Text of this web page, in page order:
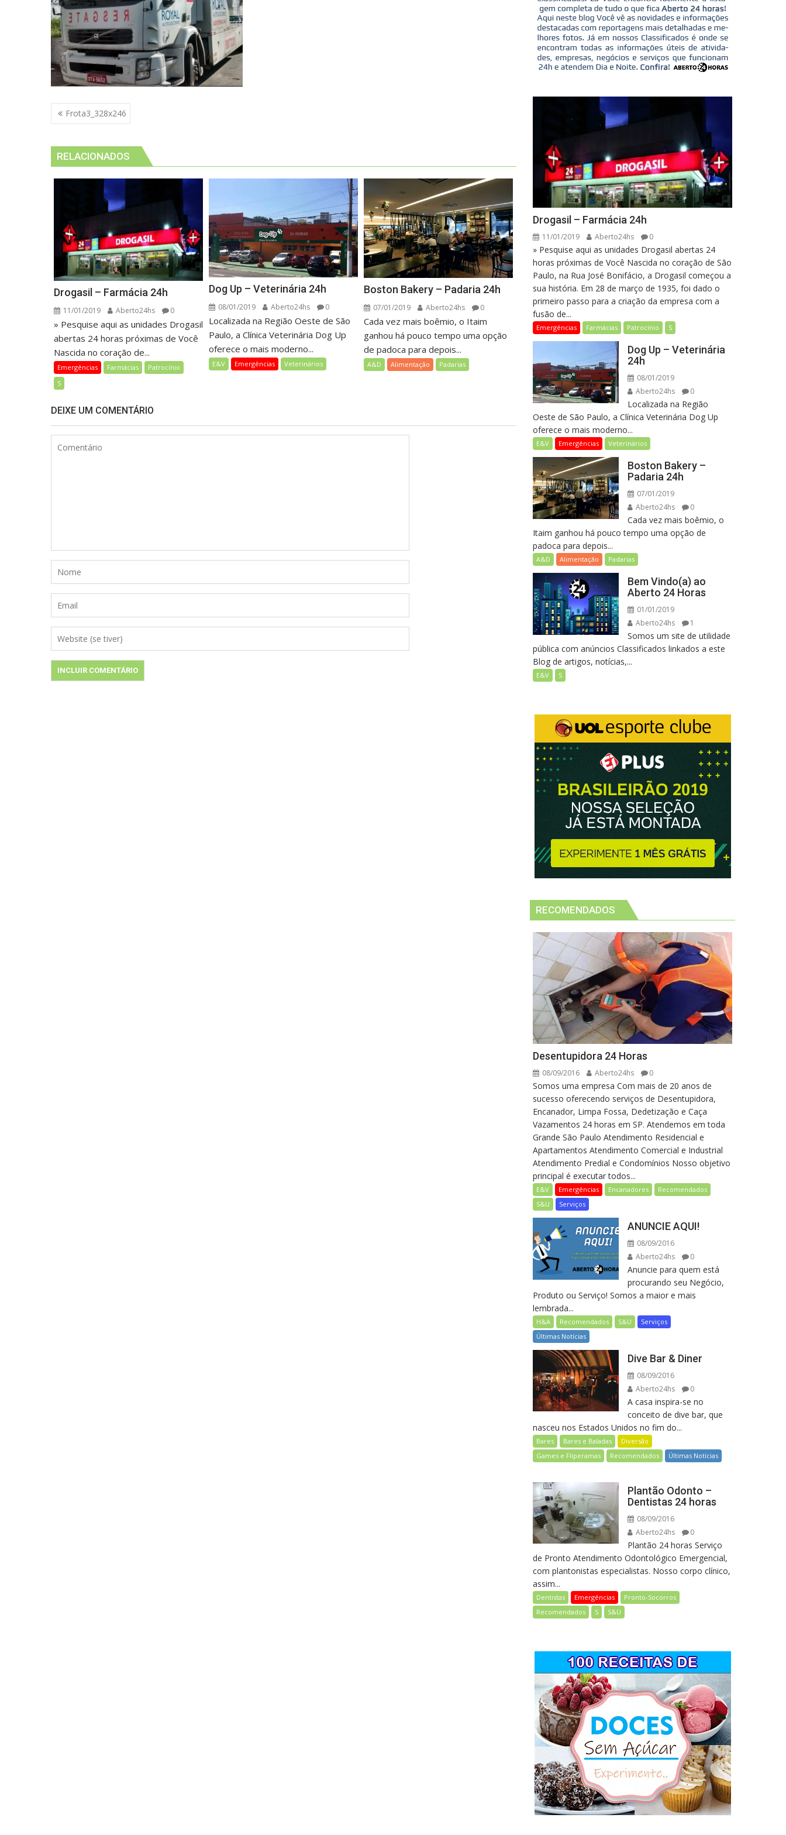
Navegação
de
Frota3_328x246
RELACIONADOS
Drogasil – Farmácia 24h
11/01/2019 Aberto24hs 0
» Pesquise aqui as unidades Drogasil
abertas 24 horas próximas de Você
Nascida no coração de...
Emergências Farmácias
Patrocínio
S
Dog Up – Veterinária 24h
08/01/2019 Aberto24hs 0
Localizada na Região Oeste de São
Paulo, a Clínica Veterinária Dog Up
oferece o mais moderno...
E&V Emergências Veterinários
Boston Bakery – Padaria 24h
07/01/2019 Aberto24hs 0
Cada vez mais boêmio, o Itaim
ganhou há pouco tempo uma opção
de padoca para depois...
A&D Alimentação Padarias
DEIXE UM COMENTÁRIO
Drogasil – Farmácia 24h
11/01/2019 Aberto24hs 0
» Pesquise aqui as unidades Drogasil abertas 24
horas próximas de Você Nascida no coração de São
Paulo, na Rua José Bonifácio, a Drogasil começou a
sua história. Em 28 de março de 1935, foi dado o
primeiro passo para a criação da empresa com a
fusão de...
Emergências Farmácias Patrocínio S
Dog Up – Veterinária
24h
08/01/2019
Aberto24hs
0
Localizada na Região
Oeste de São Paulo, a Clínica Veterinária Dog Up
oferece o mais moderno...
E&V Emergências Veterinários
Boston Bakery –
Padaria 24h
07/01/2019
Aberto24hs
0
Cada vez mais boêmio, o
Itaim ganhou há pouco tempo uma opção de
padoca para depois...
A&D Alimentação Padarias
Bem Vindo(a) ao
Aberto 24 Horas
01/01/2019
Aberto24hs
1
Somos um site de utilidade
pública com anúncios Classificados linkados a este
Blog de artigos, notícias,...
E&V S
RECOMENDADOS
Desentupidora 24 Horas
08/09/2016 Aberto24hs 0
Somos uma empresa Com mais de 20 anos de
sucesso oferecendo serviços de Desentupidora,
Encanador, Limpa Fossa, Dedetização e Caça
Vazamentos 24 horas em SP. Atendemos em toda
Grande São Paulo Atendimento Residencial e
Apartamentos Atendimento Comercial e Industrial
Atendimento Predial e Condomínios Nosso objetivo
principal é executar todos...
E&V Emergências Encanadores
Recomendados
S&U
Serviços
ANUNCIE AQUI!
08/09/2016
Aberto24hs
0
Anuncie para quem está
procurando seu Negócio,
Produto ou Serviço! Somos a maior e mais
lembrada...
H&A Recomendados S&U
Serviços
Últimas Notícias
Dive Bar & Diner
08/09/2016
Aberto24hs
0
A casa inspira-se no
conceito de dive bar, que
nasceu nos Estados Unidos no fim do...
Bares Bares e Baladas
Diversão
Games e Fliperamas
Recomendados Últimas Notícias
Plantão Odonto –
Dentistas 24 horas
08/09/2016
Aberto24hs
0
Plantão 24 horas Serviço
de Pronto Atendimento Odontológico Emergencial,
com plantonistas especialistas. Nosso corpo clínico,
assim...
Dentistas Emergências
Pronto-Socorros
Recomendados
S S&U